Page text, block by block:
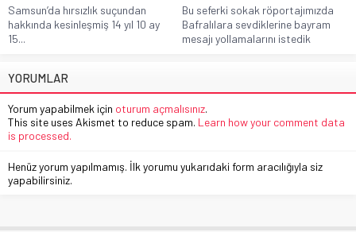
Samsun’da hırsızlık suçundan
hakkında kesinleşmiş 14 yıl 10 ay
15...
Bu seferki sokak röportajımızda
Bafralılara sevdiklerine bayram
mesajı yollamalarını istedik
YORUMLAR
Yorum yapabilmek için oturum açmalısınız.
This site uses Akismet to reduce spam. Learn how your comment data
is processed.
Henüz yorum yapılmamış. İlk yorumu yukarıdaki form aracılığıyla siz
yapabilirsiniz.